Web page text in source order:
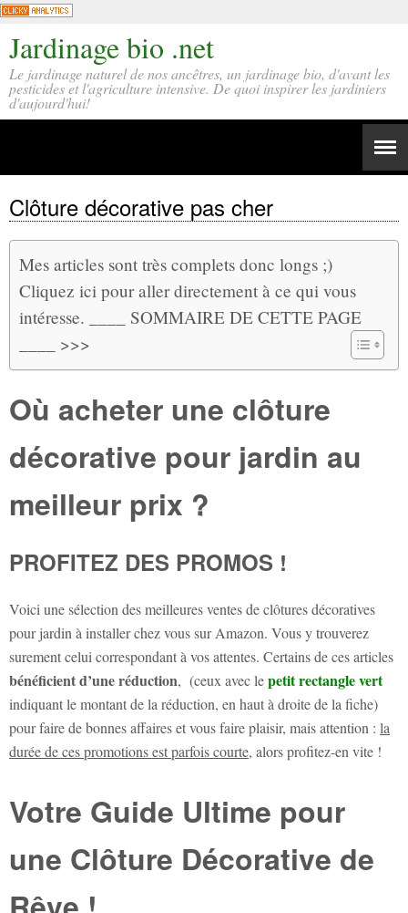
Jardinage bio .net
Le jardinage naturel de nos ancêtres, un jardinage bio, d'avant les
pesticides et l'agriculture intensive. De quoi inspirer les jardiniers
d'aujourd'hui!
Clôture décorative pas cher
Mes articles sont très complets donc longs ;)
Cliquez ici pour aller directement à ce qui vous
intéresse. ____ SOMMAIRE DE CETTE PAGE
____ >>>
Où acheter une clôture
décorative pour jardin au
meilleur prix ?
PROFITEZ DES PROMOS !
Voici une sélection des meilleures ventes de clôtures décoratives
pour jardin à installer chez vous sur Amazon. Vous y trouverez
surement celui correspondant à vos attentes. Certains de ces articles
bénéficient d’une réduction, (ceux avec lepetit rectangle vert
indiquant le montant de la réduction, en haut à droite de la fiche)
pour faire de bonnes affaires et vous faire plaisir, mais attention : la
durée de ces promotions est parfois courte, alors profitez-en vite !
Votre Guide Ultime pour
une Clôture Décorative de